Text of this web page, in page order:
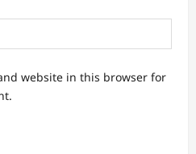
website in this browser for